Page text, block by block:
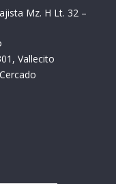
Mz. H Lt. 32 –
Vallecito